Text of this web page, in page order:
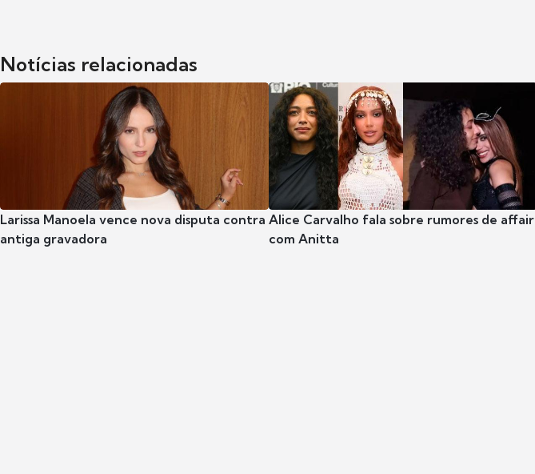
Notícias relacionadas
Larissa Manoela vence nova disputa contra
antiga gravadora
Alice Carvalho fala sobre rumores de affair
com Anitta